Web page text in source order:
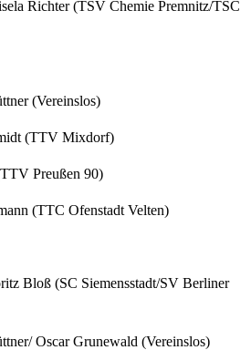
Richter (TSV Chemie Premnitz/TSC
(Vereinslos)
(TTV Mixdorf)
Preußen 90)
(TTC Ofenstadt Velten)
Bloß (SC Siemensstadt/SV Berliner
Oscar Grunewald (Vereinslos)